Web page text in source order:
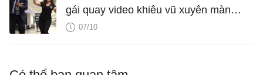
gái quay video khiêu vũ xuyên màn
đêm tại sân bay
07/10